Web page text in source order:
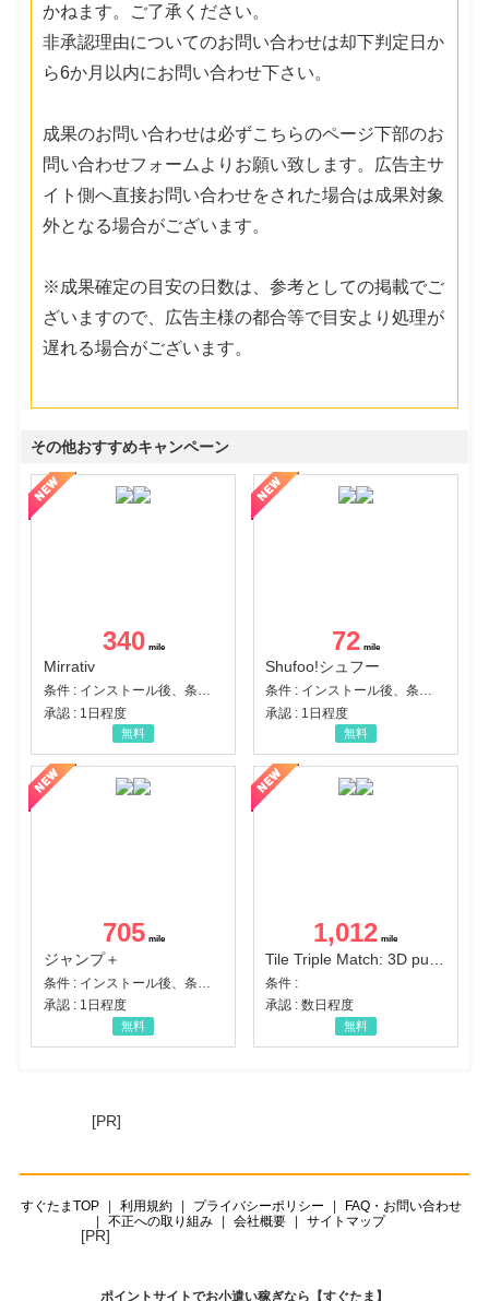
かねます。ご了承ください。
非承認理由についてのお問い合わせは却下判定日か
ら6か月以内にお問い合わせ下さい。
成果のお問い合わせは必ずこちらのページ下部のお
問い合わせフォームよりお願い致します。広告主サ
イト側へ直接お問い合わせをされた場合は成果対象
外となる場合がございます。
※成果確定の目安の日数は、参考としての掲載でご
ざいますので、広告主様の都合等で目安より処理が
遅れる場合がございます。
その他おすすめキャンペーン
340
Mirrativ
条件 : インストール後、条件達成
承認 : 1日程度
無料
72
Shufoo!シュフー
条件 : インストール後、条件達成
承認 : 1日程度
無料
705
ジャンプ＋
承認 : 1日程度
無料
1,012
条件 :
承認 : 数日程度
無料
[PR]
すぐたまTOP 利用規約 プライバシーポリシー
FAQ・お問い合わせ
不正への取り組み
会社概要 サイトマップ
[PR]
ポイントサイトでお小遣い稼ぎなら【すぐたま】